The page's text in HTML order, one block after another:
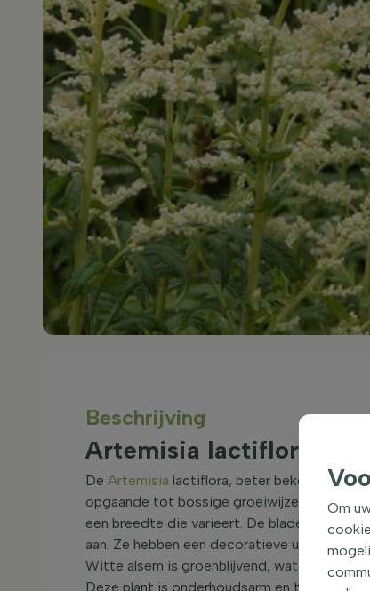
Beschrijving
Artemisia lactiflora
De Artemisia lactiflora, beter bekend als de
opgaande tot bossige groeiwijze. Deze
een breedte die varieert. De bladeren van
aan. Ze hebben een decoratieve uitstraling,
Witte alsem is groenblijvend, wat betekent
Deze plant is onderhoudsarm en trekt
Om